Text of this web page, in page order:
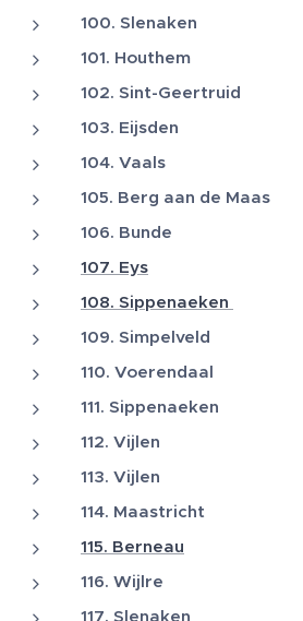
100. Slenaken
101. Houthem
102. Sint-Geertruid
103. Eijsden
104. Vaals
105. Berg aan de Maas
106. Bunde
107. Eys
108. Sippenaeken
109. Simpelveld
110. Voerendaal
111. Sippenaeken
112. Vijlen
113. Vijlen
114. Maastricht
115. Berneau
116. Wijlre
117. Slenaken